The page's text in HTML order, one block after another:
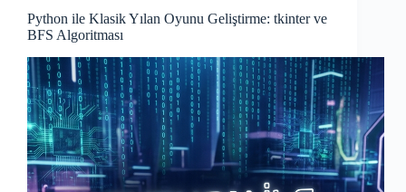
Python ile Klasik Yılan Oyunu Geliştirme: tkinter ve
BFS Algoritması